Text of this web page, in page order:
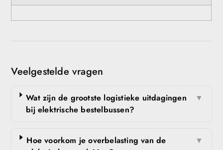
Veelgestelde vragen
Wat zijn de grootste logistieke uitdagingen
bij elektrische bestelbussen?
▼
Hoe voorkom je overbelasting van de
▼